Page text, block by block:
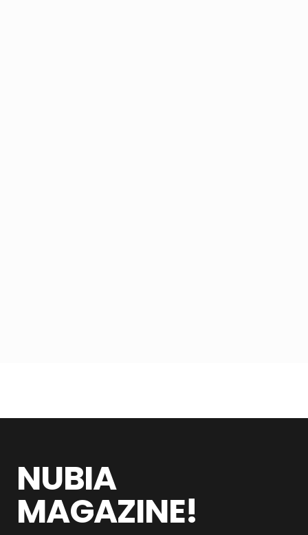
NUBIA
MAGAZINE!